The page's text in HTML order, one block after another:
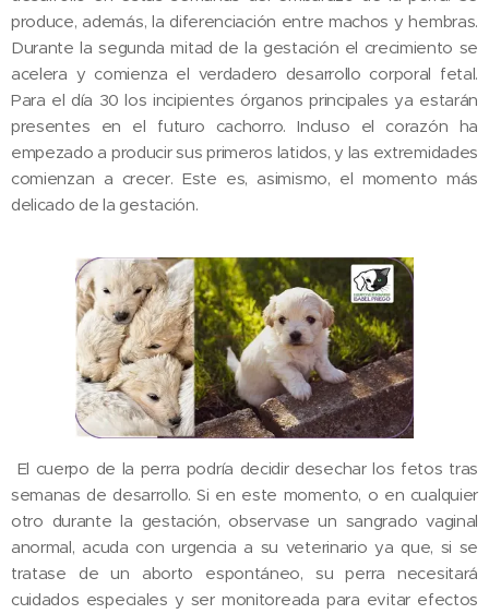
produce, además, la diferenciación entre machos y hembras.
Durante la segunda mitad de la gestación el crecimiento se
acelera y comienza el verdadero desarrollo corporal fetal.
Para el día 30 los incipientes órganos principales ya estarán
presentes en el futuro cachorro. Incluso el corazón ha
empezado a producir sus primeros latidos, y las extremidades
comienzan a crecer. Este es, asimismo, el momento más
delicado de la gestación.
El cuerpo de la perra podría decidir desechar los fetos tras
semanas de desarrollo. Si en este momento, o en cualquier
otro durante la gestación, observase un sangrado vaginal
anormal, acuda con urgencia a su veterinario ya que, si se
tratase de un aborto espontáneo, su perra necesitará
cuidados especiales y ser monitoreada para evitar efectos